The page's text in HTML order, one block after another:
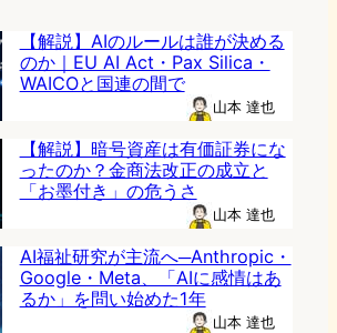
【解説】AIのルールは誰が決める
のか｜EU AI Act・Pax Silica・
WAICOと国連の間で
山本 達也
【解説】暗号資産は有価証券にな
ったのか？金商法改正の成立と
「お墨付き」の危うさ
山本 達也
AI福祉研究が主流へ─Anthropic・
Google・Meta、「AIに感情はあ
るか」を問い始めた1年
山本 達也